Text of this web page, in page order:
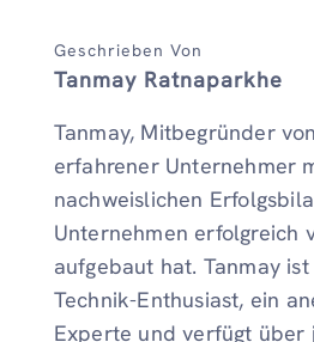
Geschrieben Von
Tanmay Ratnaparkhe
Tanmay, Mitbegründer
erfahrener Unternehmer
nachweislichen
Unternehmen erfolgreich
aufgebaut hat. Tanmay
Technik-Enthusiast, ein
Experte und verfügt über